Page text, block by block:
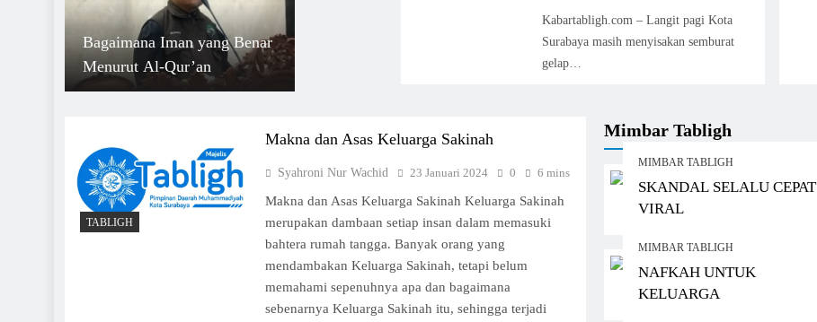
Bagaimana Iman yang Benar
Menurut Al-Qur’an
Kabartabligh.com – Langit pagi Kota
Surabaya masih menyisakan semburat
gelap…
Mimbar Tabligh
MIMBAR TABLIGH
SKANDAL SELALU CEPAT
VIRAL
MIMBAR TABLIGH
NAFKAH UNTUK
KELUARGA
TABLIGH
Makna dan Asas Keluarga Sakinah
Syahroni Nur Wachid 23 Januari 2024 0 6 mins
Makna dan Asas Keluarga Sakinah Keluarga Sakinah
merupakan dambaan setiap insan dalam memasuki
bahtera rumah tangga. Banyak orang yang
mendambakan Keluarga Sakinah, tetapi belum
memahami sepenuhnya apa dan bagaimana
sebenarnya Keluarga Sakinah itu, sehingga terjadi